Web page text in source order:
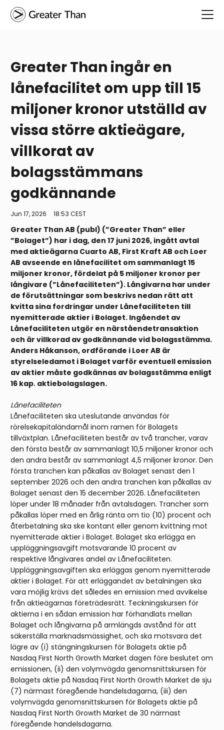
Greater Than ingår en
lånefacilitet om upp till 15
miljoner kronor utställd av
vissa större aktieägare,
villkorat av
bolagsstämmans
godkännande
Jun 17, 2026 18:53 CEST
Greater Than AB (publ) (”Greater Than” eller
”Bolaget”) har i dag, den 17 juni 2026, ingått avtal
med aktieägarna Cuarto AB, First Kraft AB och Loer
AB avseende en lånefacilitet om sammanlagt 15
miljoner kronor, fördelat på 5 miljoner kronor per
långivare (”Lånefaciliteten”). Långivarna har under
de förutsättningar som beskrivs nedan rätt att
kvitta sina fordringar under Lånefaciliteten till
nyemitterade aktier i Bolaget. Ingåendet av
Lånefaciliteten utgör en närståendetransaktion
och är villkorad av godkännande vid bolagsstämma.
Anders Håkanson, ordförande i Loer AB är
styrelseledamot i Bolaget varför eventuell emission
av aktier måste godkännas av bolagsstämma enligt
16 kap. aktiebolagslagen.
Lånefaciliteten
Lånefaciliteten ska uteslutande användas för
rörelsekapitaländamål inom ramen för Bolagets
tillväxtplan. Lånefaciliteten består av två trancher, varav
den första består av sammanlagt 10,5 miljoner kronor och
den andra består av sammanlagt 4,5 miljoner kronor. Den
första tranchen kan påkallas av Bolaget senast den 1
september 2026 och den andra tranchen kan påkallas av
Bolaget senast den 15 december 2026. Lånefaciliteten
löper under 18 månader från avtalsdagen. Trancher som
påkallas löper med en årlig ränta om tio (10) procent och
återbetalning ska ske kontant eller genom kvittning mot
nyemitterade aktier i Bolaget. Bolaget ska erlägga en
uppläggningsavgift motsvarande 10 procent av
respektive långivares andel av Lånefaciliteten.
Uppläggningsavgiften ska erläggas genom nyemitterade
aktier i Bolaget. För att erläggandet av betalningen ska
vara möjlig krävs det således en emission med avvikelse
från aktieägarnas företrädesrätt. Teckningskursen för
aktierna i en sådan emission har förhandlats mellan
Bolaget och långivarna på armlängds avstånd för att
säkerställa marknadsmässighet, och ska motsvara det
lägre av (i) stängningskursen för Bolagets aktie på
Nasdaq First North Growth Market dagen före beslutet om
emissionen, (ii) den volymvägda genomsnittskursen för
Bolagets aktie på Nasdaq First North Growth Market de sju
(7) närmast föregående handelsdagarna, (iii) den
volymvägda genomsnittskursen för Bolagets aktie på
Nasdaq First North Growth Market de 30 närmast
föregående handelsdagarna.